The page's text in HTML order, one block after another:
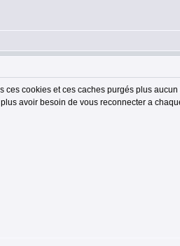
cookies et ces caches purgés plus
avoir besoin de vous reconnecter a